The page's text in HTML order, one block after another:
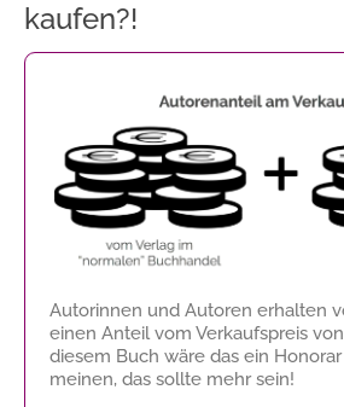
kaufen?!
Autorinnen und Autoren erhalten
einen Anteil vom Verkaufspreis
diesem Buch wäre das ein
meinen, das sollte mehr sein!